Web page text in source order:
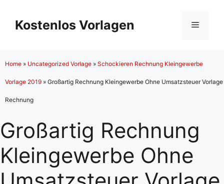
Inhalt
springen
Kostenlos Vorlagen Menü
Home » Uncategorized Vorlage » Schockieren Rechnung Kleingewerbe
Vorlage 2019 » Großartig Rechnung Kleingewerbe Ohne Umsatzsteuer Vorlage
Rechnung
Großartig Rechnung
Kleingewerbe Ohne